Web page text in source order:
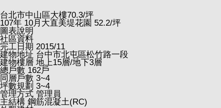
台北市中山區大樓70.3/坪
107年 10月大直美堤花園 52.2/坪
圖表說明
社區資料
完工日期 2015/11
建物地址 台中市北屯區松竹路一段
建物樓層 地上15層/地下3層
總戶數 162戶
同層戶數 3~4
坪數規劃 3~4
管理方式 管理員
主結構 鋼筋混凝土(RC)